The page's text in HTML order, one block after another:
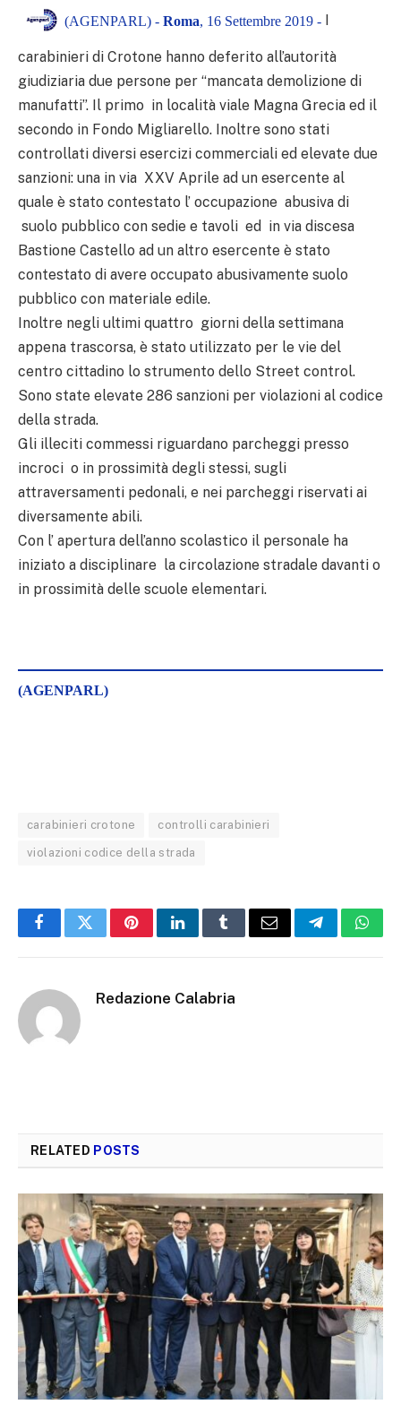
(AGENPARL) - Roma, 16 Settembre 2019 - I
carabinieri di Crotone hanno deferito all’autorità
giudiziaria due persone per “mancata demolizione di
manufatti”. Il primo in località viale Magna Grecia ed il
secondo in Fondo Migliarello. Inoltre sono stati
controllati diversi esercizi commerciali ed elevate due
sanzioni: una in via XXV Aprile ad un esercente al
quale è stato contestato l’ occupazione abusiva di
suolo pubblico con sedie e tavoli ed in via discesa
Bastione Castello ad un altro esercente è stato
contestato di avere occupato abusivamente suolo
pubblico con materiale edile.
Inoltre negli ultimi quattro giorni della settimana
appena trascorsa, è stato utilizzato per le vie del
centro cittadino lo strumento dello Street control.
Sono state elevate 286 sanzioni per violazioni al codice
della strada.
Gli illeciti commessi riguardano parcheggi presso
incroci o in prossimità degli stessi, sugli
attraversamenti pedonali, e nei parcheggi riservati ai
diversamente abili.
Con l’ apertura dell’anno scolastico il personale ha
iniziato a disciplinare la circolazione stradale davanti o
in prossimità delle scuole elementari.
(AGENPARL)
carabinieri crotone controlli carabinieri
violazioni codice della strada
FacebookTwitterPinterestLinkedInTumblrEmail Telegram
Redazione Calabria
RELATED POSTS